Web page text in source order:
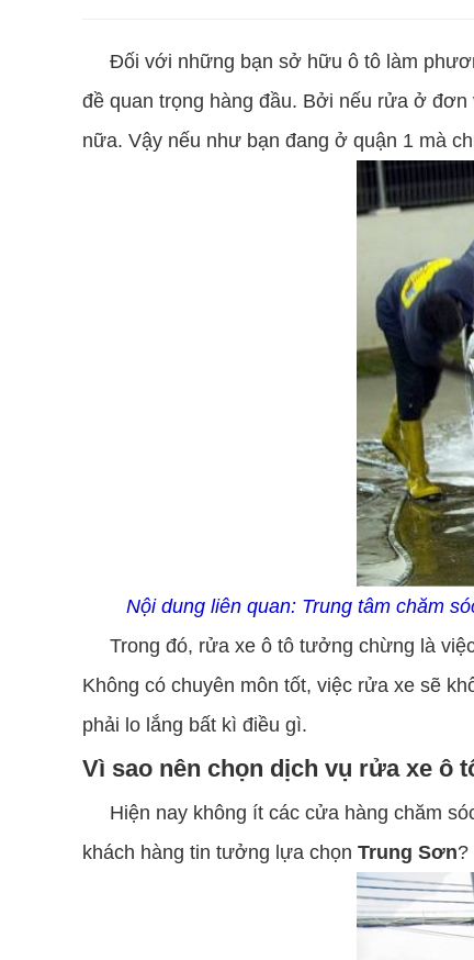
Đối với những bạn sở hữu ô tô làm
đề quan trọng hàng đầu. Bởi nếu rửa ở
nữa. Vậy nếu như bạn đang ở quận 1 mà
Nội dung liên quan: Trung tâm chăm
Trong đó, rửa xe ô tô tưởng chừng là
Không có chuyên môn tốt, việc rửa xe sẽ
phải lo lắng bất kì điều gì.
Vì sao nên chọn dịch vụ rửa xe ô
Hiện nay không ít các cửa hàng chăm
khách hàng tin tưởng lựa chọn Trung Sơn?